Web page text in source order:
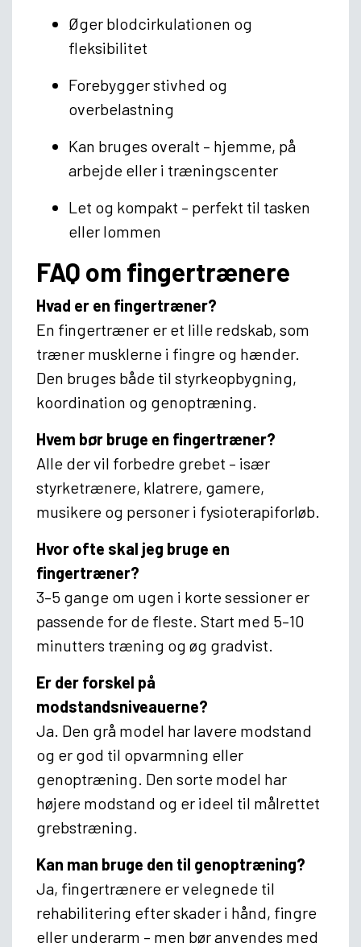
Øger blodcirkulationen og
fleksibilitet
Forebygger stivhed og
overbelastning
Kan bruges overalt – hjemme, på
arbejde eller i træningscenter
Let og kompakt – perfekt til tasken
eller lommen
FAQ om fingertrænere
Hvad er en fingertræner?
En fingertræner er et lille redskab, som
træner musklerne i fingre og hænder.
Den bruges både til styrkeopbygning,
koordination og genoptræning.
Hvem bør bruge en fingertræner?
Alle der vil forbedre grebet – især
styrketrænere, klatrere, gamere,
musikere og personer i fysioterapiforløb.
Hvor ofte skal jeg bruge en
fingertræner?
3–5 gange om ugen i korte sessioner er
passende for de fleste. Start med 5–10
minutters træning og øg gradvist.
Er der forskel på
modstandsniveauerne?
Ja. Den grå model har lavere modstand
og er god til opvarmning eller
genoptræning. Den sorte model har
højere modstand og er ideel til målrettet
grebstræning.
Kan man bruge den til genoptræning?
Ja, fingertrænere er velegnede til
rehabilitering efter skader i hånd, fingre
eller underarm – men bør anvendes med